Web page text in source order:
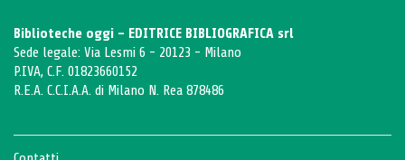
Biblioteche oggi - EDITRICE BIBLIOGRAFICA srl
Sede legale: Via Lesmi 6 - 20123 - Milano
P.IVA, C.F. 01823660152
R.E.A. C.C.I.A.A. di Milano N. Rea 878486